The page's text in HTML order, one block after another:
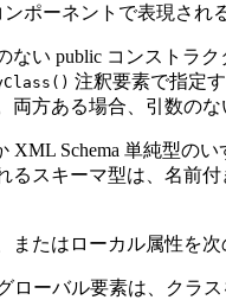
ポーネントで表現され
い public コンストラ
注釈要素で指定
方ある場合、引数の
XML Schema 単純型の
るスキーマ型は、名前
またはローカル属性を
ローバル要素は、クラス